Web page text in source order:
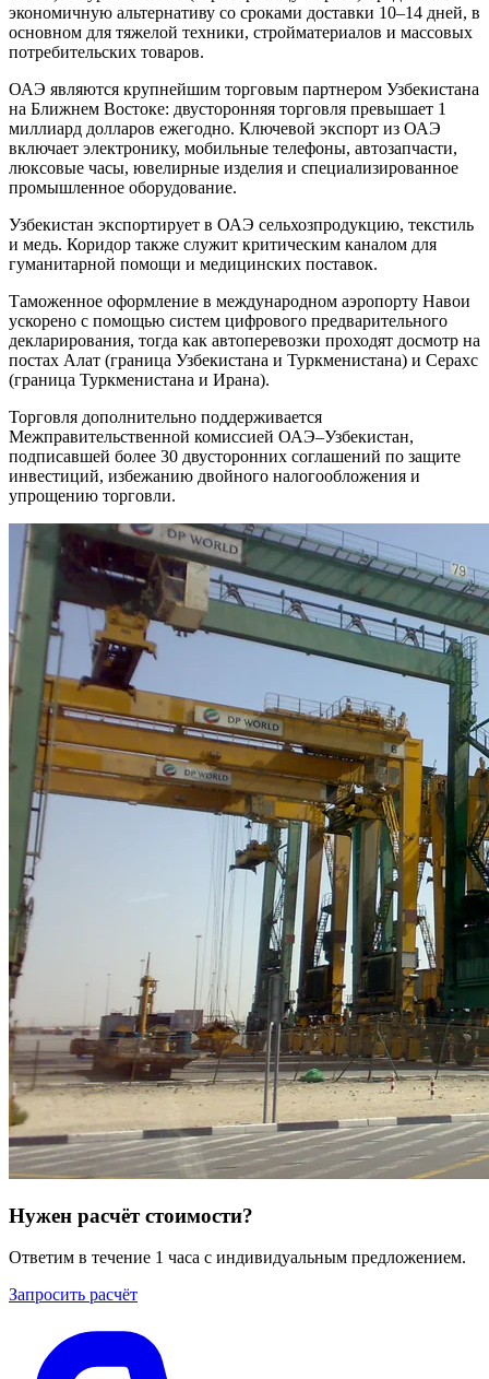
экономичную альтернативу со сроками доставки 10–14 дней, в
основном для тяжелой техники, стройматериалов и массовых
потребительских товаров.
ОАЭ являются крупнейшим торговым партнером Узбекистана
на Ближнем Востоке: двусторонняя торговля превышает 1
миллиард долларов ежегодно. Ключевой экспорт из ОАЭ
включает электронику, мобильные телефоны, автозапчасти,
люксовые часы, ювелирные изделия и специализированное
промышленное оборудование.
Узбекистан экспортирует в ОАЭ сельхозпродукцию, текстиль
и медь. Коридор также служит критическим каналом для
гуманитарной помощи и медицинских поставок.
Таможенное оформление в международном аэропорту Навои
ускорено с помощью систем цифрового предварительного
декларирования, тогда как автоперевозки проходят досмотр на
постах Алат (граница Узбекистана и Туркменистана) и Серахс
(граница Туркменистана и Ирана).
Торговля дополнительно поддерживается
Межправительственной комиссией ОАЭ–Узбекистан,
подписавшей более 30 двусторонних соглашений по защите
инвестиций, избежанию двойного налогообложения и
упрощению торговли.
Нужен расчёт стоимости?
Ответим в течение 1 часа с индивидуальным предложением.
Запросить расчёт